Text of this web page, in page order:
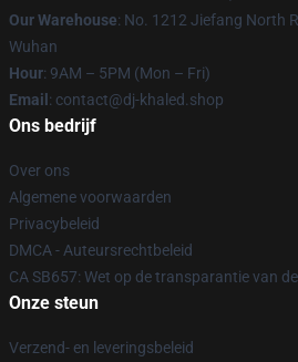
Our Warehouse: No. 1212 Jiefang North
Wuhan
Hour: 9AM – 5PM (Mon – Fri)
Email : contact@dj-khaled.shop
Ons bedrijf
Over ons
Algemene voorwaarden
Privacybeleid
DMCA - Auteursrechtbeleid
CA SB657: Wet op de transparantie van
Onze steun
Verzend- en leveringsbeleid